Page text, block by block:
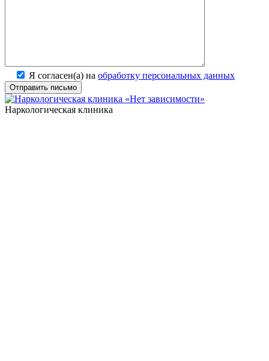
Я согласен(а) на обработку персональных данных
Наркологическая клиника